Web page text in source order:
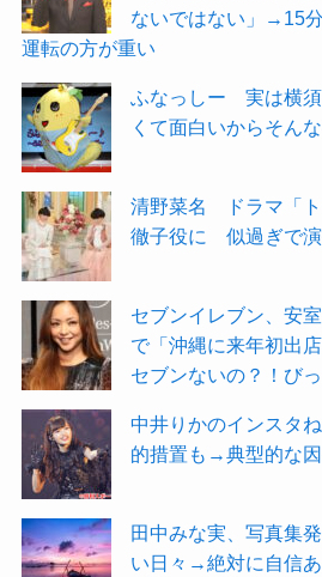
ないではない」→15
運転の方が重い
ふなっしー 実は横
くて面白いからそん
清野菜名 ドラマ「ト
徹子役に 似過ぎで演
セブンイレブン、安
で「沖縄に来年初出
セブンないの？！びっ
中井りかのインスタ
的措置も→典型的な
田中みな実、写真集
い日々→絶対に自信あ